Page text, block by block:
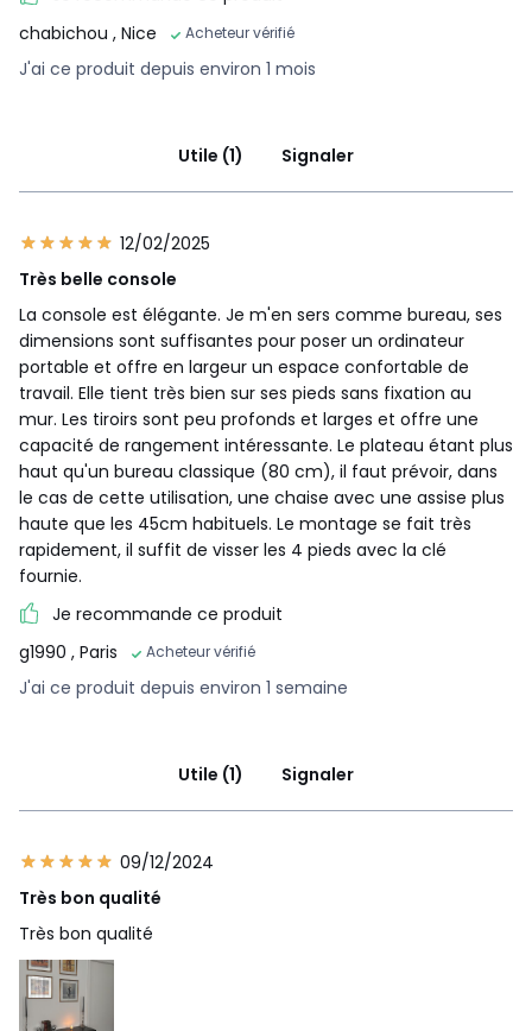
chabichou , Nice Acheteur vérifié
J'ai ce produit depuis environ 1 mois
Utile (1) Signaler
12/02/2025
Très belle console
La console est élégante. Je m'en sers comme bureau, ses
dimensions sont suffisantes pour poser un ordinateur
portable et offre en largeur un espace confortable de
travail. Elle tient très bien sur ses pieds sans fixation au
mur. Les tiroirs sont peu profonds et larges et offre une
capacité de rangement intéressante. Le plateau étant plus
haut qu'un bureau classique (80 cm), il faut prévoir, dans
le cas de cette utilisation, une chaise avec une assise plus
haute que les 45cm habituels. Le montage se fait très
rapidement, il suffit de visser les 4 pieds avec la clé
fournie.
Je recommande ce produit
g1990 , Paris Acheteur vérifié
J'ai ce produit depuis environ 1 semaine
Utile (1) Signaler
09/12/2024
Très bon qualité
Très bon qualité